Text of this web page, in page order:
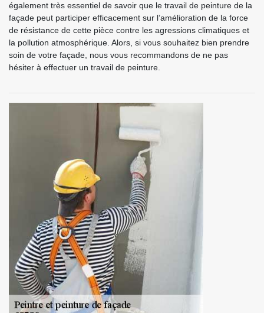
également très essentiel de savoir que le travail de peinture de la
façade peut participer efficacement sur l’amélioration de la force
de résistance de cette pièce contre les agressions climatiques et
la pollution atmosphérique. Alors, si vous souhaitez bien prendre
soin de votre façade, nous vous recommandons de ne pas
hésiter à effectuer un travail de peinture.